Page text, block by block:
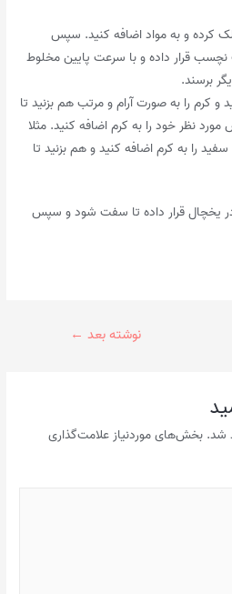
کرده و به مواد اضافه کنید. سپس
قرار داده و با سرعت پایین مخلوط
برسند.
و کرم را به صورت آرام و مرتب هم بزنید تا
نظر خود را به کرم اضافه کنید. مثلا
شکلات سفید را به کرم اضافه کنید و هم بزنید تا
را حداقل ۲ ساعت در یخچال قرار داده تا سفت شود و سپس
نوشته بعد ←
شد. بخش‌های موردنیاز علامت‌گذاری